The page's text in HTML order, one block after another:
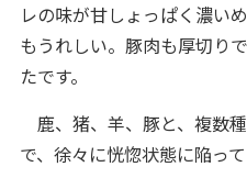
レの味が甘しょっぱく濃い
もうれしい。豚肉も厚切り
たです。
鹿、猪、羊、豚と、複数
で、徐々に恍惚状態に陥って